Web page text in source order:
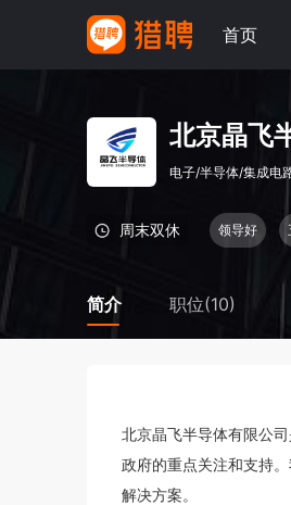
首页
北京晶飞
电子/半导体/集成电
周末双休 领导好
简介 职位(10)
北京晶飞半导体有限公
政府的重点关注和支持
解决方案。